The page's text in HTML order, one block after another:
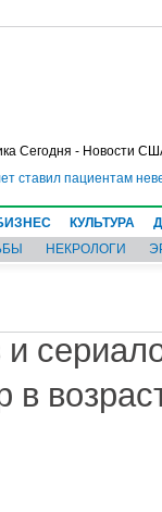
Сегодня - Новости
пациентам
КУЛЬТУРА
НЕКРОЛОГИ